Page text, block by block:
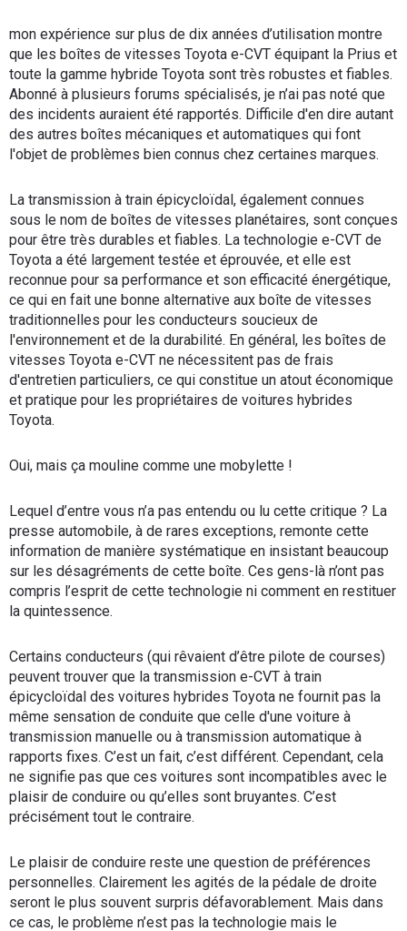
mon expérience sur plus de dix années d’utilisation montre
que les boîtes de vitesses Toyota e-CVT équipant la Prius et
toute la gamme hybride Toyota sont très robustes et fiables.
Abonné à plusieurs forums spécialisés, je n’ai pas noté que
des incidents auraient été rapportés. Difficile d'en dire autant
des autres boîtes mécaniques et automatiques qui font
l'objet de problèmes bien connus chez certaines marques.
La transmission à train épicycloïdal, également connues
sous le nom de boîtes de vitesses planétaires, sont conçues
pour être très durables et fiables. La technologie e-CVT de
Toyota a été largement testée et éprouvée, et elle est
reconnue pour sa performance et son efficacité énergétique,
ce qui en fait une bonne alternative aux boîte de vitesses
traditionnelles pour les conducteurs soucieux de
l'environnement et de la durabilité. En général, les boîtes de
vitesses Toyota e-CVT ne nécessitent pas de frais
d'entretien particuliers, ce qui constitue un atout économique
et pratique pour les propriétaires de voitures hybrides
Toyota.
Oui, mais ça mouline comme une mobylette !
Lequel d’entre vous n’a pas entendu ou lu cette critique ? La
presse automobile, à de rares exceptions, remonte cette
information de manière systématique en insistant beaucoup
sur les désagréments de cette boîte. Ces gens-là n’ont pas
compris l’esprit de cette technologie ni comment en restituer
la quintessence.
Certains conducteurs (qui rêvaient d’être pilote de courses)
peuvent trouver que la transmission e-CVT à train
épicycloïdal des voitures hybrides Toyota ne fournit pas la
même sensation de conduite que celle d'une voiture à
transmission manuelle ou à transmission automatique à
rapports fixes. C’est un fait, c’est différent. Cependant, cela
ne signifie pas que ces voitures sont incompatibles avec le
plaisir de conduire ou qu’elles sont bruyantes. C’est
précisément tout le contraire.
Le plaisir de conduire reste une question de préférences
personnelles. Clairement les agités de la pédale de droite
seront le plus souvent surpris défavorablement. Mais dans
ce cas, le problème n’est pas la technologie mais le